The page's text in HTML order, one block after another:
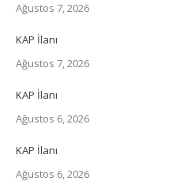
Ağustos 7, 2026
KAP İlanı
Ağustos 7, 2026
KAP İlanı
Ağustos 6, 2026
KAP İlanı
Ağustos 6, 2026